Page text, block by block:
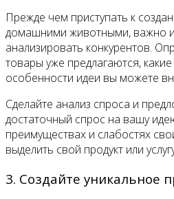
Прежде чем приступать к
домашними животными, важно
анализировать конкурентов.
товары уже предлагаются,
особенности идеи вы можете
Сделайте анализ спроса и
достаточный спрос на вашу
преимуществах и слабостях
выделить свой продукт или
3. Создайте уникальное